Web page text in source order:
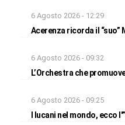
6 Agosto 2026 - 12:29
Acerenza ricorda il “suo”
6 Agosto 2026 - 09:32
L’Orchestra che
6 Agosto 2026 - 09:25
I lucani nel mondo, ecco